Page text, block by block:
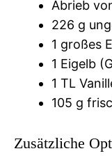
Abrieb
226 g
1 großes
1 Eigelb
1 TL
105 g
Zusätzliche